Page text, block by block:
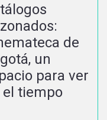
de
un
para ver
el tiempo